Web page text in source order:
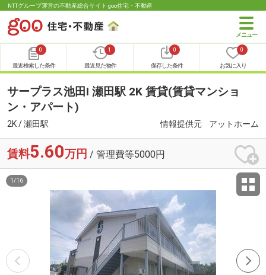
NTTグループ運営の不動産総合サイト goo住宅・不動産
0
最近検索した条件
1
最近見た物件
0
保存した条件
0
お気に入り
サープラス池田Ⅰ 瀬田駅 2K 賃貸(賃貸マンショ
ン・アパート)
2K / 瀬田駅 情報提供元 アットホーム
賃料5.60万円 / 管理費等5000円
1 /16